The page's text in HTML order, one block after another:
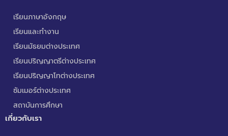
เรียนภาษาอังกฤษ
เรียนและทำงาน
เรียนมัธยมต่างประเทศ
เรียนปริญญาตรีต่างประเทศ
เรียนปริญญาโทต่างประเทศ
ซัมเมอร์ต่างประเทศ
สถาบันการศึกษา
เกี่ยวกับเรา